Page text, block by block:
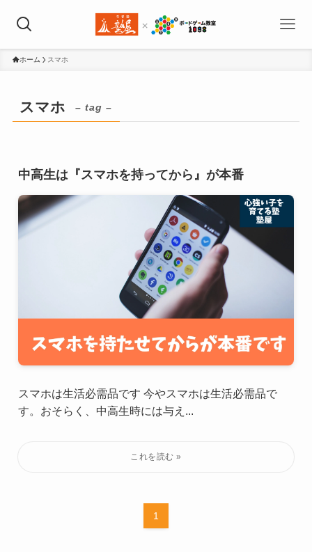
ホーム スマホ
スマホ – tag –
中高生は『スマホを持ってから』が本番
スマホは生活必需品です 今やスマホは生活必需品で
す。おそらく、中高生時には与え...
1